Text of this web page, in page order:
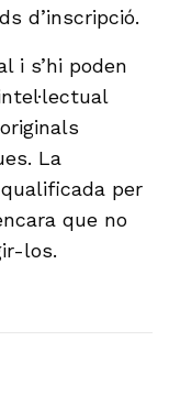
d’inscripció.
i s’hi poden
La
per
que no
los.